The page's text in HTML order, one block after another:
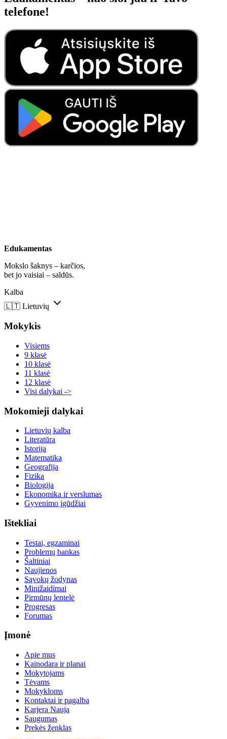
telefone!
Edukamentas
Mokslo šaknys – karčios,
bet jo vaisiai – saldūs.
Kalba
🇱🇹 Lietuvių
Mokykis
Visiems
9 klasė
10 klasė
11 klasė
12 klasė
Visi dalykai ->
Mokomieji dalykai
Lietuvių kalba
Literatūra
Istorija
Matematika
Geografija
Fizika
Biologija
Ekonomika ir verslumas
Gyvenimo įgūdžiai
Ištekliai
Testai, egzaminai
Problemų bankas
Šaltiniai
Naujienos
Sąvokų žodynas
Minižaidimai
Pirmūnų lentelė
Progresas
Forumas
Įmonė
Apie mus
Kainodara ir planai
Mokytojams
Tėvams
Mokykloms
Kontaktai ir pagalba
Karjera Nauja
Saugumas
Prekės ženklas